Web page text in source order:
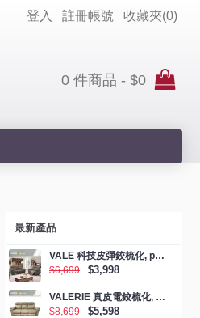
登入 註冊帳號 收藏夾(0)
0 件商品 - $0
最新產品
VALE 科技皮彈鉸梳化, promotion
$6,699
$3,998
VALERIE 真皮電鉸梳化, promotion
$8,699
$5,598